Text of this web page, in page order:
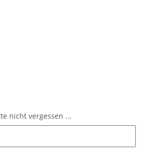
nicht vergessen ...